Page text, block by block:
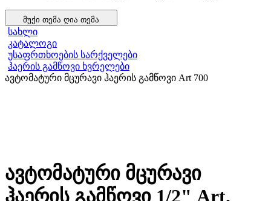
მუქი თემა ღია თემა
სახლი
კატალოგი
უსაფრთხოების სარქველები
ჰაერის გამწოვი ხვრელები
ავტომატური მცურავი ჰაერის გამწოვი Art 700
ავტომატური მცურავი
ჰაერის გამწოვი 1/2" Art.